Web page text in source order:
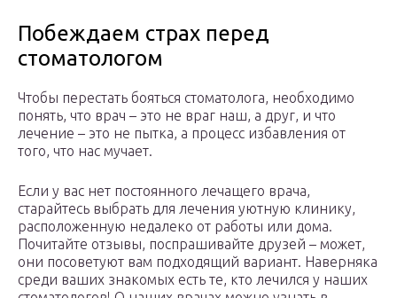
Побеждаем страх перед
стоматологом
Чтобы перестать бояться стоматолога, необходимо
понять, что врач – это не враг наш, а друг, и что
лечение – это не пытка, а процесс избавления от
того, что нас мучает.
Если у вас нет постоянного лечащего врача,
старайтесь выбрать для лечения уютную клинику,
расположенную недалеко от работы или дома.
Почитайте отзывы, поспрашивайте друзей – может,
они посоветуют вам подходящий вариант. Наверняка
среди ваших знакомых есть те, кто лечился у наших